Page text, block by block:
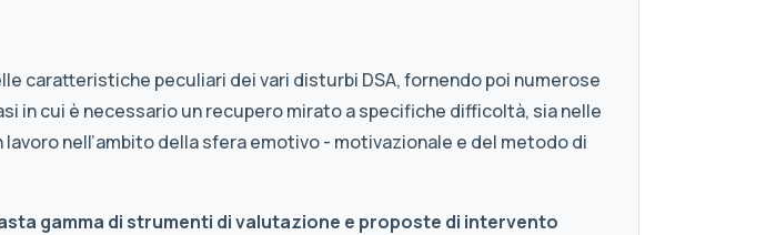
caratteristiche peculiari dei vari disturbi DSA, fornendo poi numerose
in cui è necessario un recupero mirato a specifiche difficoltà, sia nelle
nell’ambito della sfera emotivo - motivazionale e del metodo di
gamma di strumenti di valutazione e proposte di intervento